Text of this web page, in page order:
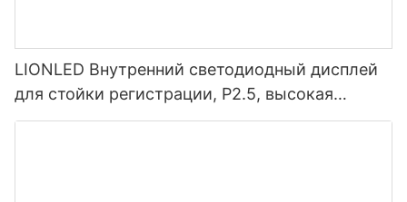
LIONLED Внутренний светодиодный дисплей
для стойки регистрации, P2.5, высокая
частота обновления, идеально подходит для